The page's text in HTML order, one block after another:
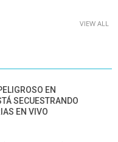
VIEW ALL
EN
SECUESTRANDO
EN VIVO